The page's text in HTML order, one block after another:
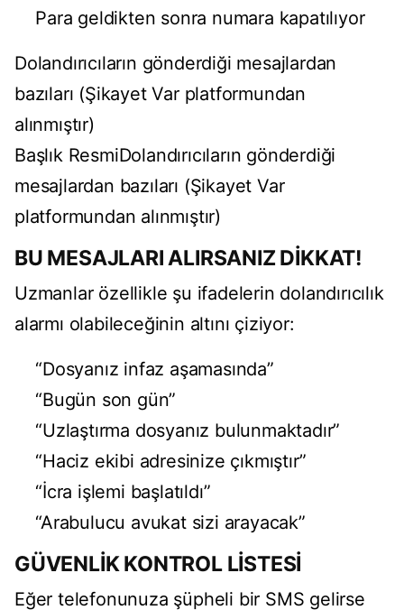
Para geldikten sonra numara kapatılıyor
Dolandırıcıların gönderdiği mesajlardan
bazıları (Şikayet Var platformundan
alınmıştır)
Başlık ResmiDolandırıcıların gönderdiği
mesajlardan bazıları (Şikayet Var
platformundan alınmıştır)
BU MESAJLARI ALIRSANIZ DİKKAT!
Uzmanlar özellikle şu ifadelerin dolandırıcılık
alarmı olabileceğinin altını çiziyor:
“Dosyanız infaz aşamasında”
“Bugün son gün”
“Uzlaştırma dosyanız bulunmaktadır”
“Haciz ekibi adresinize çıkmıştır”
“İcra işlemi başlatıldı”
“Arabulucu avukat sizi arayacak”
GÜVENLİK KONTROL LİSTESİ
Eğer telefonunuza şüpheli bir SMS gelirse